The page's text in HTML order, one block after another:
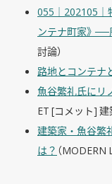
055｜202105｜
ンテナ町家》
討論）
路地とコンテナ
魚谷繁礼氏にリ
ET [コメット] 建
建築家・魚谷繁
は？ （MODERN